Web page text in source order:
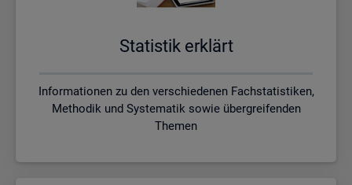
Sta­tis­tik er­klärt
Informationen zu den verschiedenen Fachstatistiken,
Methodik und Systematik sowie übergreifenden
Themen